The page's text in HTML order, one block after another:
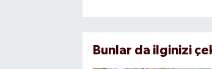
Bunlar da ilginizi